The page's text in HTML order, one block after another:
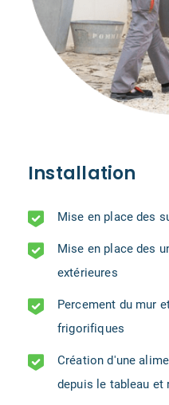
Installation
Mise en place des
Mise en place des
extérieures
Percement du mur
frigorifiques
Création d'une
depuis le tableau